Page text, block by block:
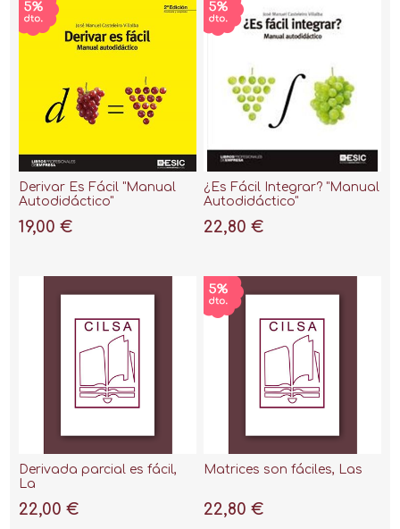
Derivar Es Fácil "Manual
Autodidáctico"
19,00 €
¿Es Fácil Integrar? "Manual
Autodidáctico"
22,80 €
Derivada parcial es fácil,
La
22,00 €
Matrices son fáciles, Las
22,80 €